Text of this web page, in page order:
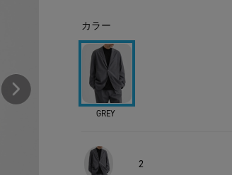
カラー
GREY
2